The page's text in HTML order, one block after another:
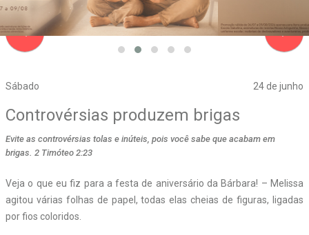
Sábado 24 de junho
navigate_before
Controvérsias produzem brigas
Evite as controvérsias tolas e inúteis, pois você sabe que acabam em
brigas. 2 Timóteo 2:23
Veja o que eu fiz para a festa de aniversário da Bárbara! – Melissa
agitou várias folhas de papel, todas elas cheias de figuras, ligadas
por fios coloridos.
navigate_next